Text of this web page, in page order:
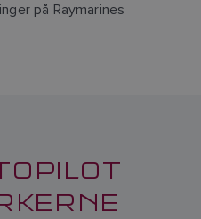
på Raymarines